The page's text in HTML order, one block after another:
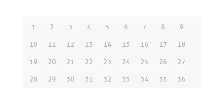
1 2 3 4 5 6 7 8 9
10 11 12 13 14 15 16 17 18
19 20 21 22 23 24 25 26 27
28 29 30 31 32 33 34 35 36